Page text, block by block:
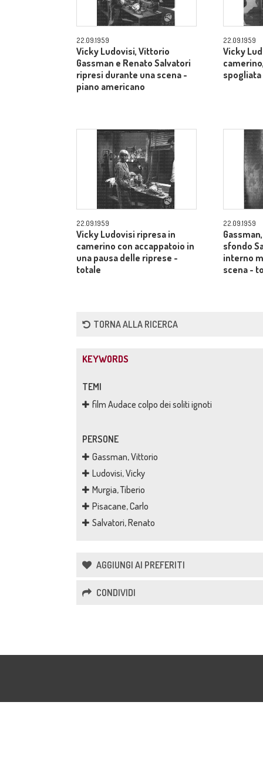
22.09.1959
Vicky Ludovisi, Vittorio
Gassman e Renato Salvatori
ripresi durante una scena -
piano americano
22.09.1959
Vicky
22.09.1959
Vicky Ludovisi ripresa in
camerino con accappatoio in
una pausa delle riprese -
totale
22.09.1959
sfondo
interno
scena -
TORNA ALLA RICERCA
KEYWORDS
TEMI
film Audace colpo dei soliti ignoti
PERSONE
Gassman, Vittorio
Ludovisi, Vicky
Murgia, Tiberio
Pisacane, Carlo
Salvatori, Renato
AGGIUNGI AI PREFERITI
CONDIVIDI